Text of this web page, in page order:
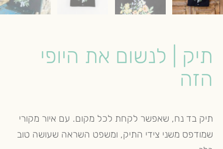
תיק | לנשום את היופי
הזה
תיק בד נח, שאפשר לקחת לכל מקום. עם איור מקורי
שמודפס משני צידי התיק, ומשפט השראה שעושה טוב